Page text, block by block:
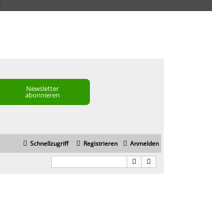
Newsletter
abonnieren
Schnellzugriff Anmelden
Registrieren